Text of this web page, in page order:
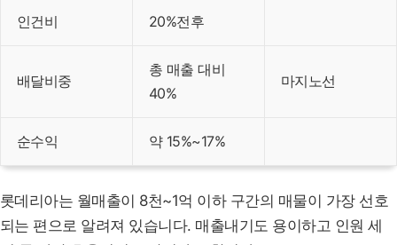
인건비 20%전후
배달비중
총 매출 대비
40%
마지노선
순수익 약 15%~17%
롯데리아는 월매출이 8천~1억 이하 구간의 매물이 가장 선호
되는 편으로 알려져 있습니다. 매출내기도 용이하고 인원 세